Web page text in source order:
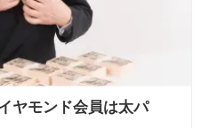
ヤモンド会員は太パ